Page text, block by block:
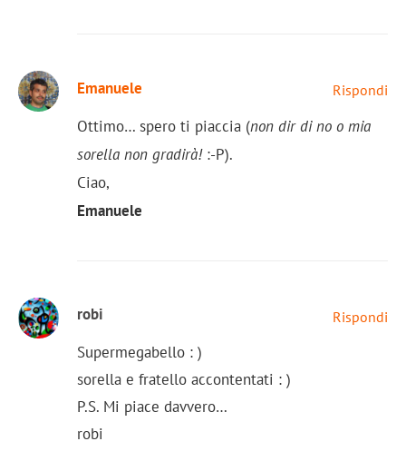
Emanuele Rispondi
Ottimo… spero ti piaccia (non dir di no o mia
sorella non gradirà!:-P).
Ciao,
Emanuele
robi Rispondi
Supermegabello : )
sorella e fratello accontentati : )
P.S. Mi piace davvero…
robi